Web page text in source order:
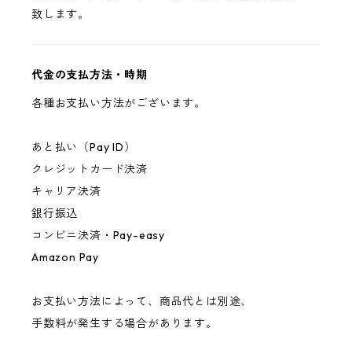
致します。
代金の支払方法・時期
各種お支払い方法がございます。
あと払い（Pay ID）
クレジットカード決済
キャリア決済
銀行振込
コンビニ決済・Pay-easy
Amazon Pay
お支払い方法によって、商品代とは別途、
手数料が発生する場合があります。